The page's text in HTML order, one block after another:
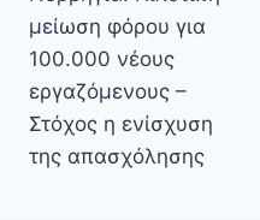
μείωση φόρου για
100.000 νέους
εργαζόμενους –
Στόχος η ενίσχυση
της απασχόλησης